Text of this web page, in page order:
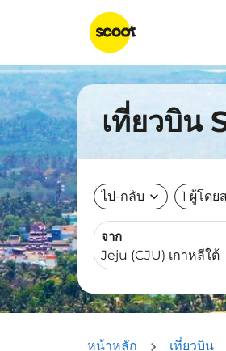
เที่ยวบิน
ไป-กลับ expand_more 1 ผู้โดย
จาก
หน้าหลัก เที่ยวบิน